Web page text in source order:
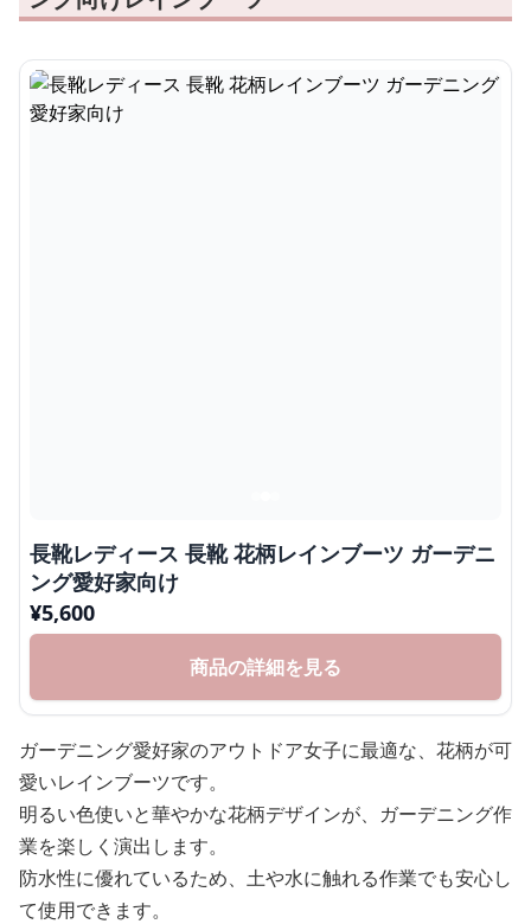
長靴レディース 長靴 花柄レインブーツ ガーデニ
ング愛好家向け
¥5,600
商品の詳細を見る
ガーデニング愛好家のアウトドア女子に最適な、花柄が可
愛いレインブーツです。
明るい色使いと華やかな花柄デザインが、ガーデニング作
業を楽しく演出します。
防水性に優れているため、土や水に触れる作業でも安心し
て使用できます。